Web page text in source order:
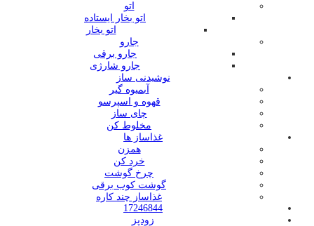
اتو
اتو بخار ایستاده
اتو بخار
جارو
جارو برقی
جارو شارژی
نوشیدنی ساز
آبمیوه گیر
قهوه و اسپرسو
چای ساز
مخلوط کن
غذاساز ها
همزن
خرد کن
چرخ گوشت
گوشت کوب برقی
غذاساز چند کاره
17246844
زودپز